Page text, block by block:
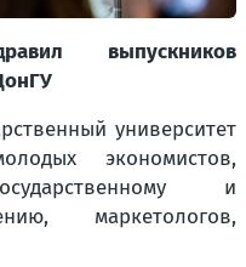
выпускников
университет
экономистов,
и
маркетологов,